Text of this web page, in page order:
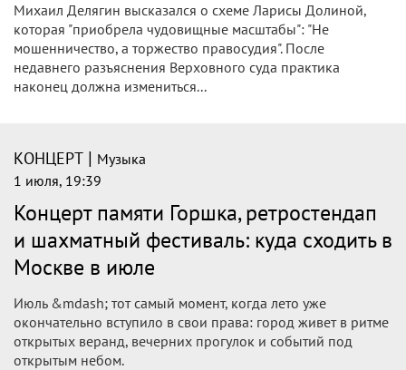
Михаил Делягин высказался о схеме Ларисы Долиной,
которая "приобрела чудовищные масштабы": "Не
мошенничество, а торжество правосудия". После
недавнего разъяснения Верховного суда практика
наконец должна измениться...
КОНЦЕРТ | Музыка
1 июля, 19:39
Концерт памяти Горшка, ретростендап
и шахматный фестиваль: куда сходить в
Москве в июле
Июль &mdash; тот самый момент, когда лето уже
окончательно вступило в свои права: город живет в ритме
открытых веранд, вечерних прогулок и событий под
открытым небом.